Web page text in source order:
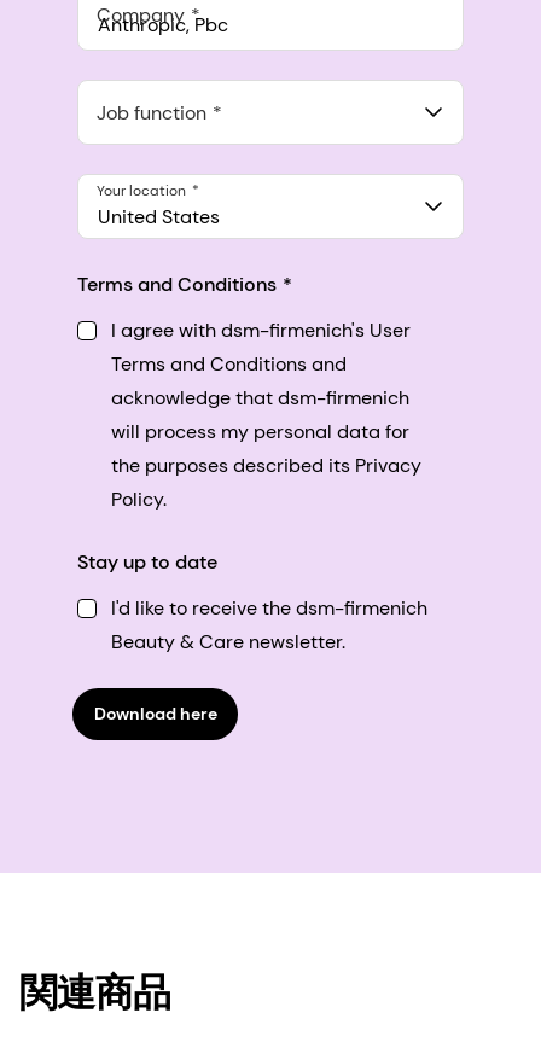
Company
548 Market St Pmb 90375, San Francisco, California, US
Job function
United States
Your location
Terms and Conditions
I agree with dsm-firmenich's User
Terms and Conditions and
acknowledge that dsm-firmenich
will process my personal data for
the purposes described its Privacy
Policy.
Stay up to date
I'd like to receive the dsm-firmenich
Beauty & Care newsletter.
Download here
関連商品